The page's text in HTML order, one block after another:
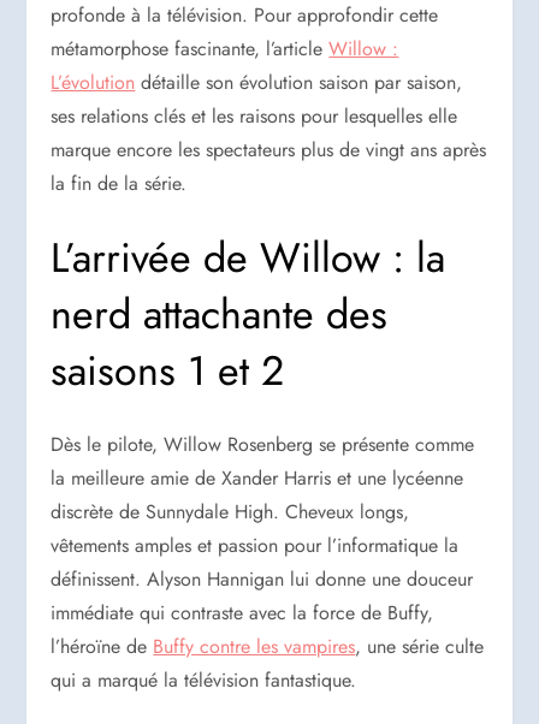
profonde à la télévision. Pour approfondir cette
métamorphose fascinante, l’articleWillow :
L’évolution détaille son évolution saison par saison,
ses relations clés et les raisons pour lesquelles elle
marque encore les spectateurs plus de vingt ans après
la fin de la série.
L’arrivée de Willow : la
nerd attachante des
saisons 1 et 2
Dès le pilote, Willow Rosenberg se présente comme
la meilleure amie de Xander Harris et une lycéenne
discrète de Sunnydale High. Cheveux longs,
vêtements amples et passion pour l’informatique la
définissent. Alyson Hannigan lui donne une douceur
immédiate qui contraste avec la force de Buffy,
l’héroïne de Buffy contre les vampires, une série culte
qui a marqué la télévision fantastique.